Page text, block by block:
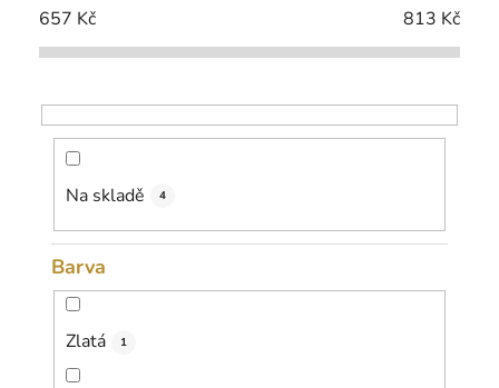
í
p
o
d
ů
657 Kč 813 Kč
Na skladě 4
Barva
Zlatá 1